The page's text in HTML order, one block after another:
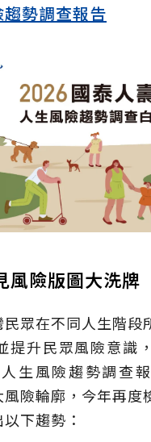
勢調查報告
風險版圖大洗牌
眾在不同人生階段
提升民眾風險意識
生風險趨勢調查
險輪廓，今年再度
下趨勢：